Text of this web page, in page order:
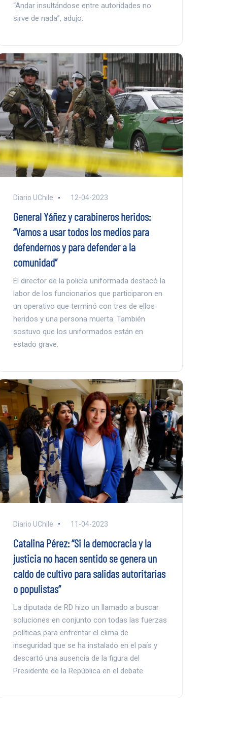
“Andar insultándose entre autoridades no
sirve de nada”, adujo.
Diario UChile 12-04-2023
General Yáñez y carabineros heridos:
“Vamos a usar todos los medios para
defendernos y para defender a la
comunidad”
El director de la policía uniformada destacó la
labor de los funcionarios que participaron en
un operativo que terminó con tres de ellos
heridos y una persona muerta. También
sostuvo que los uniformados están en
estado grave.
Diario UChile 11-04-2023
Catalina Pérez: “Si la democracia y la
justicia no hacen sentido se genera un
caldo de cultivo para salidas autoritarias
o populistas”
La diputada de RD hizo un llamado a buscar
soluciones en conjunto con todas las fuerzas
políticas para enfrentar el clima de
inseguridad que se ha instalado en el país y
descartó una ausencia de la figura del
Presidente de la República en el debate.